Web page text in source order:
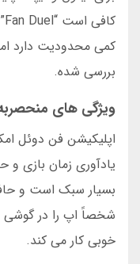
کمی محدودیت دارد
بررسی شده.
ویژگی های
اپلیکیشن فن دوئل
یادآوری زمان بازی
بسیار سبک است و
خوبی کار می کند.